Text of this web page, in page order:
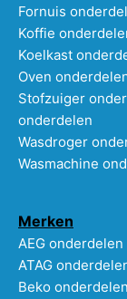
Fornuis
Koffie
Koelkast
Oven
Stofzuiger
onderdelen
Wasdroger
Wasmachine
Merken
AEG onderdelen
ATAG
Beko onderdelen